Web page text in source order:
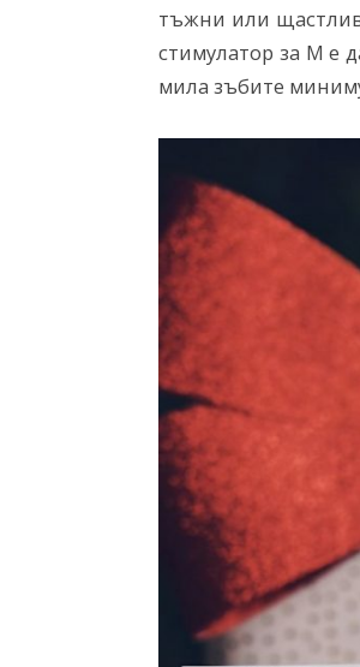
тъжни или
стимулатор за М е
мила зъбите